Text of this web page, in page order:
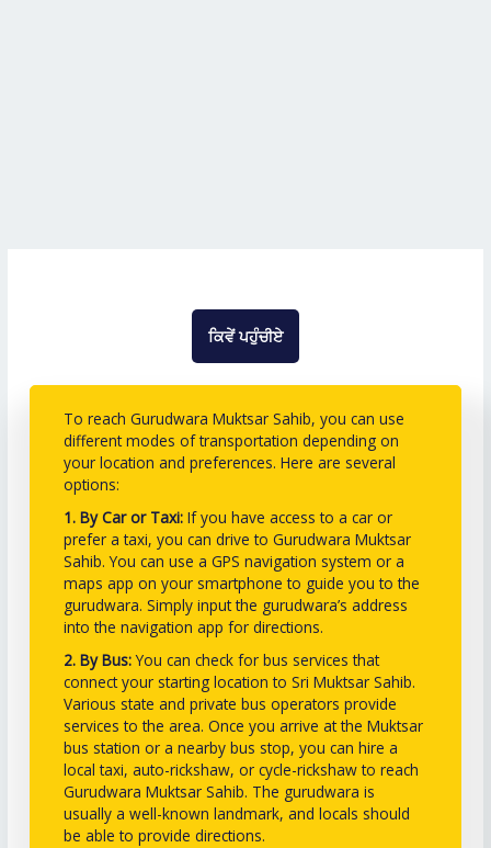
ਕਿਵੇਂ ਪਹੁੰਚੀਏ
To reach Gurudwara Muktsar Sahib, you can use
different modes of transportation depending on
your location and preferences. Here are several
options:
1. By Car or Taxi:If you have access to a car or
prefer a taxi, you can drive to Gurudwara Muktsar
Sahib. You can use a GPS navigation system or a
maps app on your smartphone to guide you to the
gurudwara. Simply input the gurudwara’s address
into the navigation app for directions.
2. By Bus:You can check for bus services that
connect your starting location to Sri Muktsar Sahib.
Various state and private bus operators provide
services to the area. Once you arrive at the Muktsar
bus station or a nearby bus stop, you can hire a
local taxi, auto-rickshaw, or cycle-rickshaw to reach
Gurudwara Muktsar Sahib. The gurudwara is
usually a well-known landmark, and locals should
be able to provide directions.